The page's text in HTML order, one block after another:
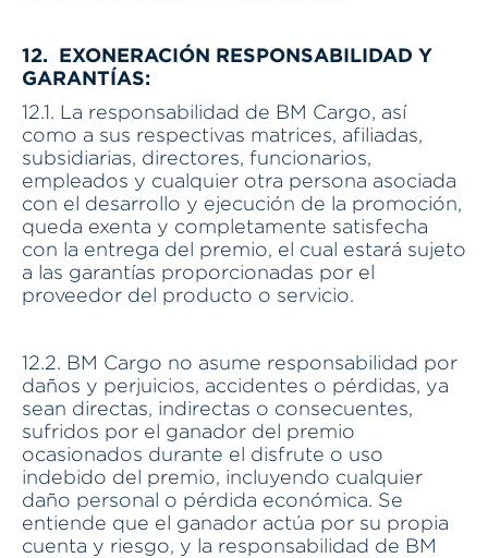
12. EXONERACIÓN RESPONSABILIDAD Y
GARANTÍAS:
12.1. La responsabilidad de BM Cargo, así
como a sus respectivas matrices, afiliadas,
subsidiarias, directores, funcionarios,
empleados y cualquier otra persona asociada
con el desarrollo y ejecución de la promoción,
queda exenta y completamente satisfecha
con la entrega del premio, el cual estará sujeto
a las garantías proporcionadas por el
proveedor del producto o servicio.
12.2. BM Cargo no asume responsabilidad por
daños y perjuicios, accidentes o pérdidas, ya
sean directas, indirectas o consecuentes,
sufridos por el ganador del premio
ocasionados durante el disfrute o uso
indebido del premio, incluyendo cualquier
daño personal o pérdida económica. Se
entiende que el ganador actúa por su propia
cuenta y riesgo, y la responsabilidad de BM